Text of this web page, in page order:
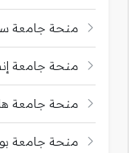
منحة جامعة
منحة جامعة
منحة جامعة
منحة جامعة